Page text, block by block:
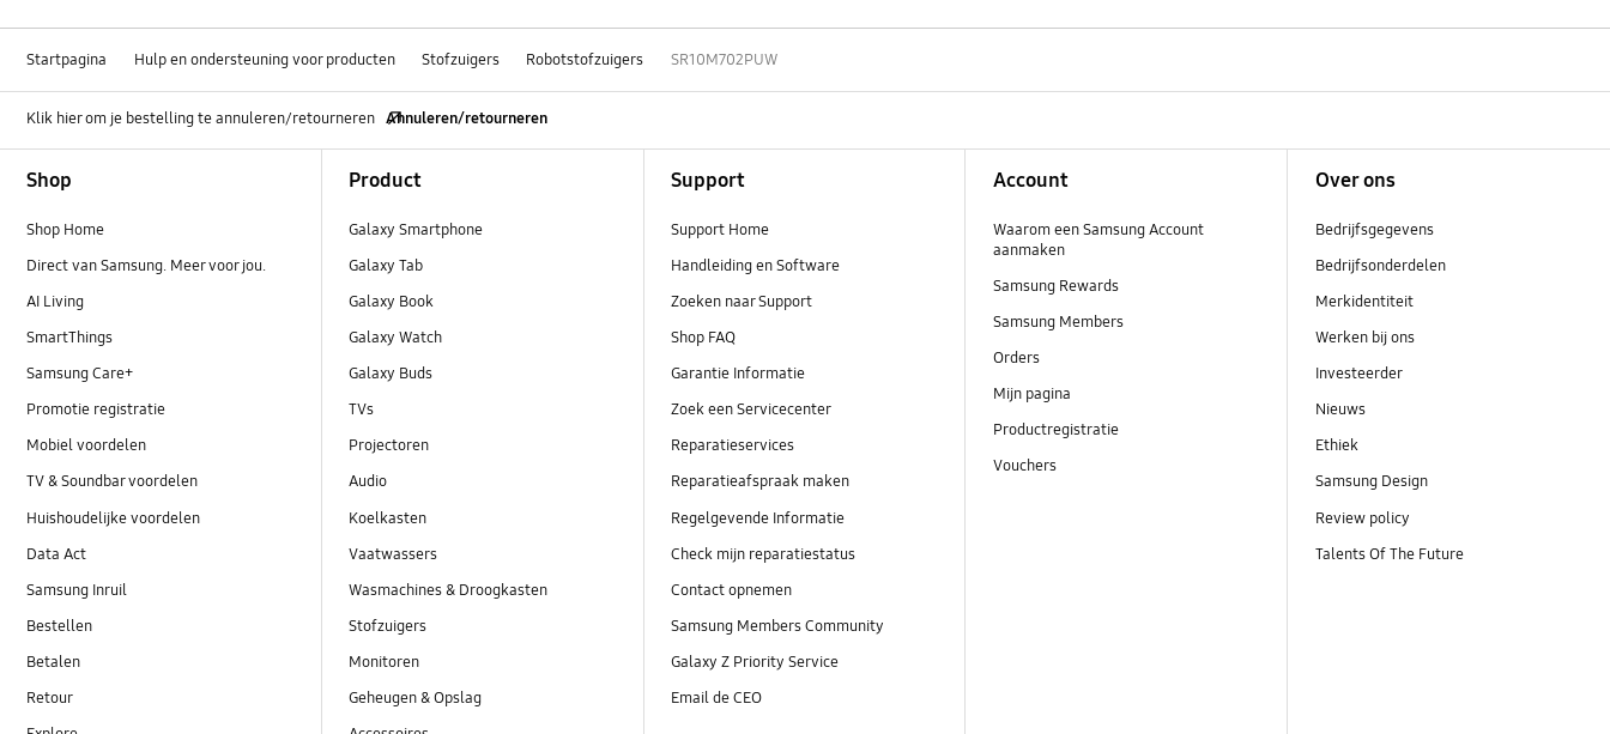
Startpagina Hulp en ondersteuning voor producten Stofzuigers Robotstofzuigers SR10M702PUW
Klik hier om je bestelling te annuleren/retourneren Annuleren/retourneren
Shop
Shop Home
Direct van Samsung. Meer voor jou.
AI Living
SmartThings
Samsung Care+
Promotie registratie
Mobiel voordelen
TV & Soundbar voordelen
Huishoudelijke voordelen
Data Act
Samsung Inruil
Bestellen
Betalen
Retour
Product
Galaxy Smartphone
Galaxy Tab
Galaxy Book
Galaxy Watch
Galaxy Buds
TVs
Projectoren
Audio
Koelkasten
Vaatwassers
Wasmachines & Droogkasten
Stofzuigers
Monitoren
Geheugen & Opslag
Support
Support Home
Handleiding en Software
Zoeken naar Support
Shop FAQ
Garantie Informatie
Zoek een Servicecenter
Reparatieservices
Reparatieafspraak maken
Regelgevende Informatie
Check mijn reparatiestatus
Contact opnemen
Samsung Members Community
Galaxy Z Priority Service
Email de CEO
Account
Waarom een Samsung Account
aanmaken
Samsung Rewards
Samsung Members
Orders
Mijn pagina
Productregistratie
Vouchers
Over ons
Bedrijfsgegevens
Bedrijfsonderdelen
Merkidentiteit
Werken bij ons
Investeerder
Nieuws
Ethiek
Samsung Design
Review policy
Talents Of The Future